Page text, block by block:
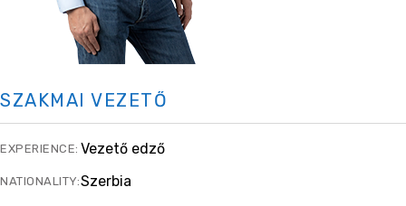
SZAKMAI VEZETŐ
EXPERIENCE: Vezető edző
NATIONALITY:Szerbia